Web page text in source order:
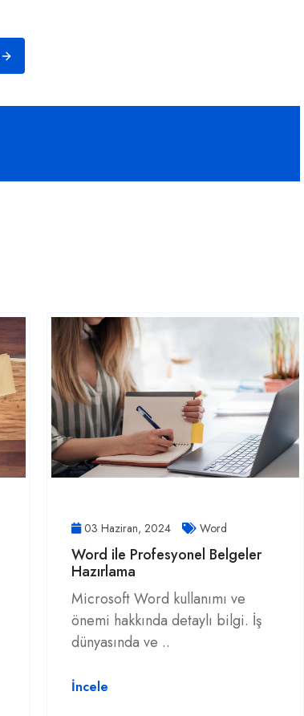
03 Haziran, 2024 Word
Word ile Profesyonel Belgeler
Hazırlama
Microsoft Word kullanımı ve
önemi hakkında detaylı bilgi. İş
dünyasında ve ..
İncele